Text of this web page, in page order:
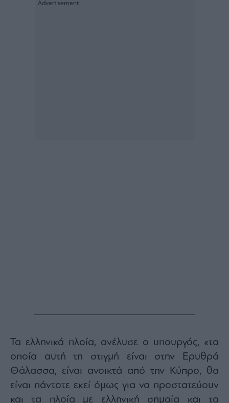
Τα ελληνικά πλοία, ανέλυσε ο υπουργός, «τα
οποία αυτή τη στιγμή είναι στην Ερυθρά
Θάλασσα, είναι ανοικτά από την Κύπρο, θα
είναι πάντοτε εκεί όμως για να προστατεύουν
και τα πλοία με ελληνική σημαία και τα